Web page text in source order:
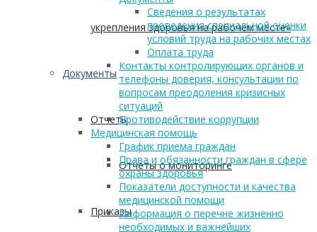
укрепления здоровья на рабочем месте»
Документы
Отчеты
Отчеты о мониторинге
Приказы
Сведения о результатах
проведения специальной оценки
условий труда на рабочих местах
Оплата труда
Контакты контролирующих органов и
телефоны доверия, консультации по
вопросам преодоления кризисных
ситуаций
Противодействие коррупции
Медицинская помощь
График приема граждан
Права и обязанности граждан в сфере
охраны здоровья
Показатели доступности и качества
медицинской помощи
Информация о перечне жизненно
необходимых и важнейших